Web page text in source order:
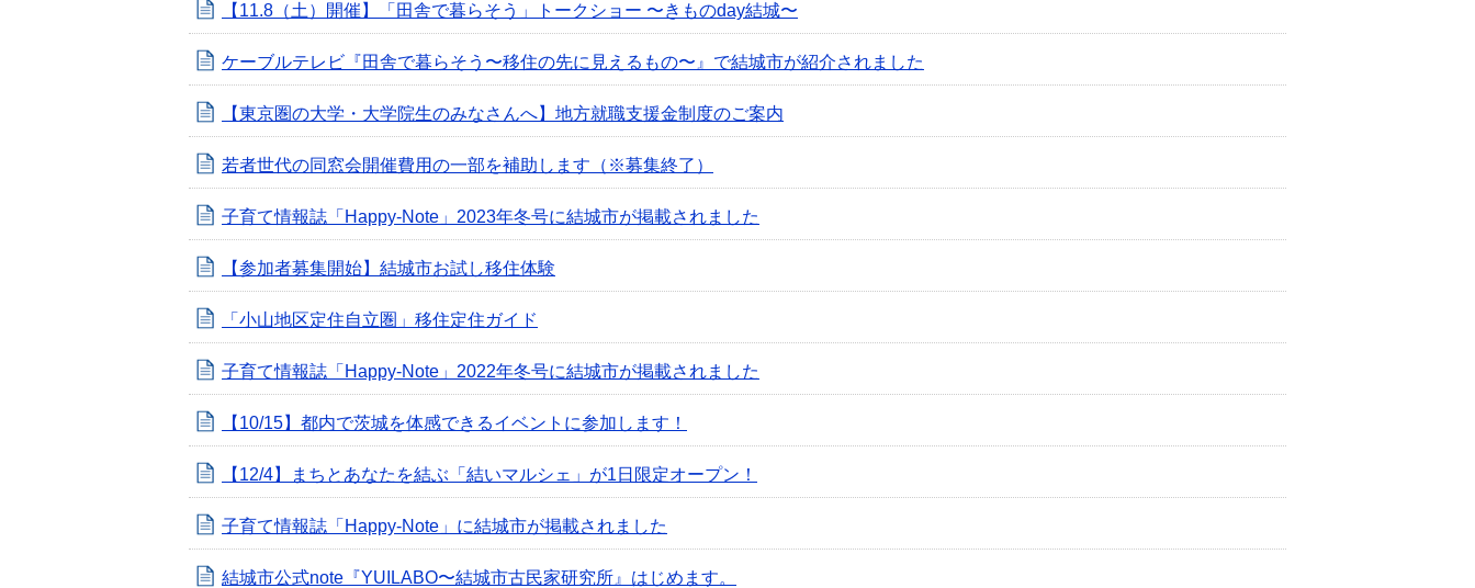
【11.8（土）開催】「田舎で暮らそう」トークショー 〜きものday結城〜
ケーブルテレビ『田舎で暮らそう〜移住の先に見えるもの〜』で結城市が紹介されました
【東京圏の大学・大学院生のみなさんへ】地方就職支援金制度のご案内
若者世代の同窓会開催費用の一部を補助します（※募集終了）
子育て情報誌「Happy-Note」2023年冬号に結城市が掲載されました
【参加者募集開始】結城市お試し移住体験
「小山地区定住自立圏」移住定住ガイド
子育て情報誌「Happy-Note」2022年冬号に結城市が掲載されました
【10/15】都内で茨城を体感できるイベントに参加します！
【12/4】まちとあなたを結ぶ「結いマルシェ」が1日限定オープン！
子育て情報誌「Happy-Note」に結城市が掲載されました
結城市公式note『YUILABO〜結城市古民家研究所』はじめます。